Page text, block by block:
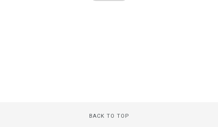
BACK TO TOP